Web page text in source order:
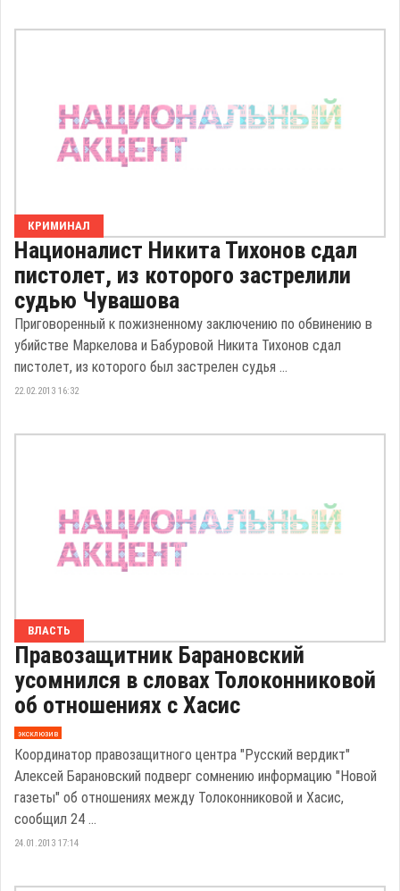
КРИМИНАЛ
Националист Никита Тихонов сдал
пистолет, из которого застрелили
судью Чувашова
Приговоренный к пожизненному заключению по обвинению в
убийстве Маркелова и Бабуровой Никита Тихонов сдал
пистолет, из которого был застрелен судья ...
22.02.2013 16:32
ВЛАСТЬ
Правозащитник Барановский
усомнился в словах Толоконниковой
об отношениях с Хасис
эксклюзив
Координатор правозащитного центра "Русский вердикт"
Алексей Барановский подверг сомнению информацию "Новой
газеты" об отношениях между Толоконниковой и Хасис,
сообщил 24 ...
24.01.2013 17:14